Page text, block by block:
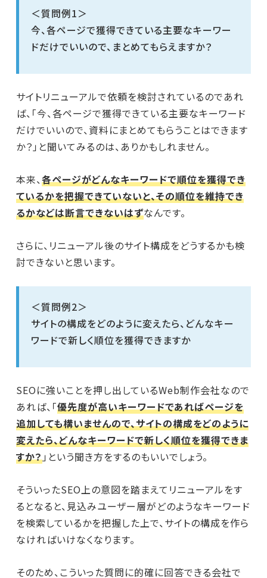
＜質問例1＞
今、各ページで獲得できている主要なキーワー
ドだけでいいので、まとめてもらえますか？
サイトリニューアルで依頼を検討されているのであれ
ば、「今、各ページで獲得できている主要なキーワード
だけでいいので、資料にまとめてもらうことはできます
か？」と聞いてみるのは、ありかもしれません。
本来、各ページがどんなキーワードで順位を獲得でき
ているかを把握できていないと、その順位を維持でき
るかなどは断言できないはずなんです。
さらに、リニューアル後のサイト構成をどうするかも検
討できないと思います。
＜質問例2＞
サイトの構成をどのように変えたら、どんなキー
ワードで新しく順位を獲得できますか
SEOに強いことを押し出しているWeb制作会社なので
あれば、「優先度が高いキーワードであればページを
追加しても構いませんので、サイトの構成をどのように
変えたら、どんなキーワードで新しく順位を獲得できま
すか？」という聞き方をするのもいいでしょう。
そういったSEO上の意図を踏まえてリニューアルをす
るとなると、見込みユーザー層がどのようなキーワード
を検索しているかを把握した上で、サイトの構成を作ら
なければいけなくなります。
そのため、こういった質問に的確に回答できる会社で